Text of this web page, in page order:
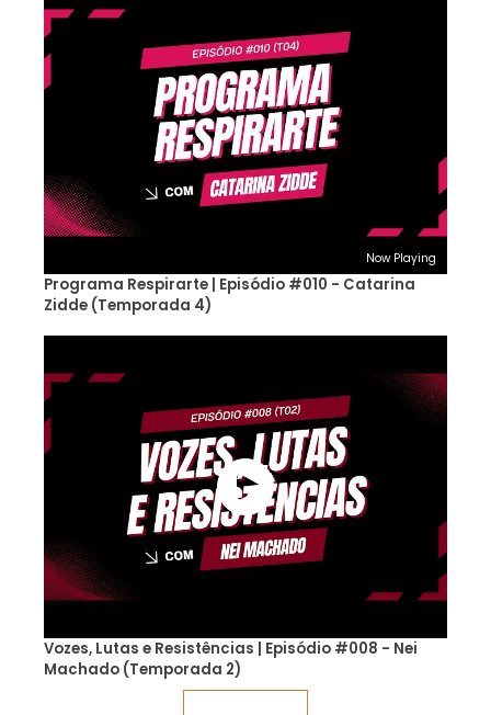
Now Playing
Programa Respirarte | Episódio #010 - Catarina
Zidde (Temporada 4)
Vozes, Lutas e Resistências | Episódio #008 - Nei
Machado (Temporada 2)